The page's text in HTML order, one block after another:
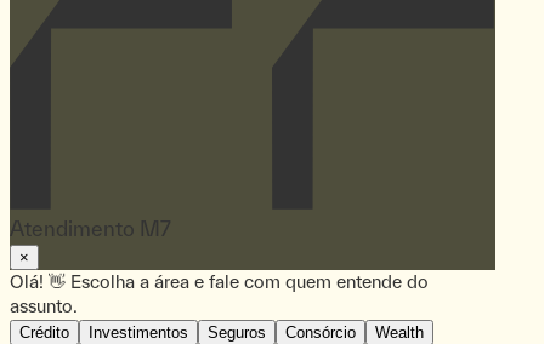
Atendimento M7
×
Olá! 👋 Escolha a área e fale com quem entende do
assunto.
Crédito Investimentos Seguros Consórcio Wealth